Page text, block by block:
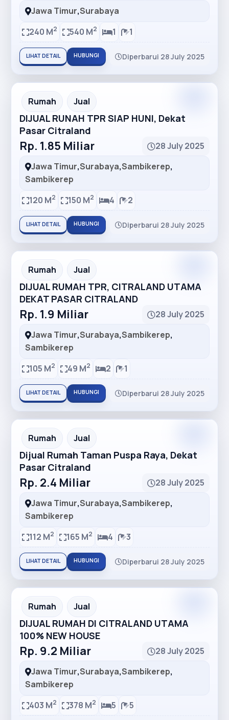
Jawa Timur,Surabaya
240 M2 540 M2 1 1
LIHAT DETAIL HUBUNGI Diperbarui 28 July 2025
Recommended
Rumah Jual
DIJUAL RUNAH TPR SIAP HUNI, Dekat
Pasar Citraland
Rp. 1.85 Miliar
28 July 2025
Jawa Timur,Surabaya,Sambikerep,
Sambikerep
120 M2 150 M2 4 2
LIHAT DETAIL HUBUNGI Diperbarui 28 July 2025
Recommended
Rumah Jual
DIJUAL RUMAH TPR, CITRALAND UTAMA
DEKAT PASAR CITRALAND
Rp. 1.9 Miliar
28 July 2025
Jawa Timur,Surabaya,Sambikerep,
Sambikerep
105 M2 49 M2 2 1
LIHAT DETAIL HUBUNGI Diperbarui 28 July 2025
Recommended
Rumah Jual
Dijual Rumah Taman Puspa Raya, Dekat
Pasar Citraland
Rp. 2.4 Miliar
28 July 2025
Jawa Timur,Surabaya,Sambikerep,
Sambikerep
112 M2 165 M2 4 3
LIHAT DETAIL HUBUNGI Diperbarui 28 July 2025
Recommended
Rumah Jual
DIJUAL RUMAH DI CITRALAND UTAMA
100% NEW HOUSE
Rp. 9.2 Miliar
28 July 2025
Jawa Timur,Surabaya,Sambikerep,
Sambikerep
403 M2 378 M2 5 5